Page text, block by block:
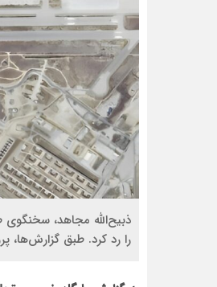
ذبیح‌الله مجاهد، سخنگوی
را رد کرد. طبق گزارش‌ها،